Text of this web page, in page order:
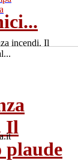
Il
plaude